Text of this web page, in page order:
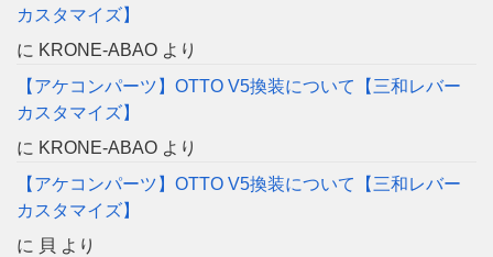
カスタマイズ】
に KRONE-ABAO より
【アケコンパーツ】OTTO V5換装について【三和レバー
カスタマイズ】
に KRONE-ABAO より
【アケコンパーツ】OTTO V5換装について【三和レバー
カスタマイズ】
に 貝 より